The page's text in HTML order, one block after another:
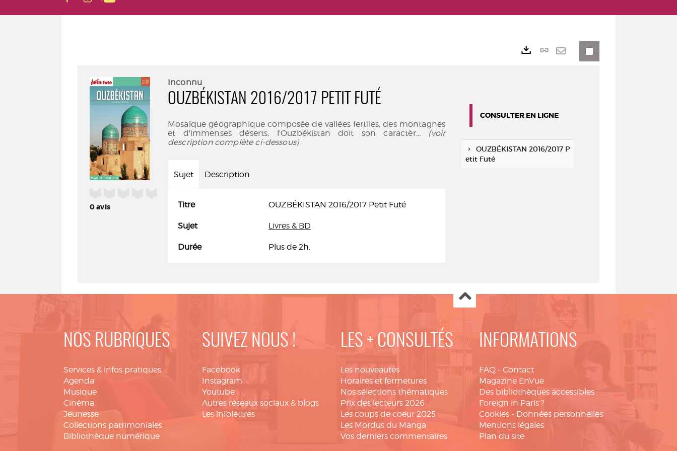
0avis
Inconnu
OUZBÉKISTAN 2016/2017 PETIT FUTÉ
Mosaïque géographique composée de vallées fertiles, des montagnes
et d'immenses déserts, l'Ouzbékistan doit son caractèr... (voir
description complète ci-dessous)
Sujet Description
Titre OUZBÉKISTAN 2016/2017 Petit Futé
Sujet Livres & BD
Durée Plus de 2h.
Lien
CONSULTER EN LIGNE
OUZBÉKISTAN 2016/2017 P
etit Futé
NOS RUBRIQUES
Services & infos pratiques
Agenda
Musique
Cinéma
Jeunesse
Collections patrimoniales
Bibliothèque numérique
SUIVEZ NOUS !
Facebook
Instagram
Youtube
Autres réseaux sociaux & blogs
Les infolettres
LES + CONSULTÉS
Les nouveautés
Horaires et fermetures
Nos sélections thématiques
Prix des lecteurs 2026
Les coups de coeur 2025
Les Mordus du Manga
Vos derniers commentaires
INFORMATIONS
FAQ - Contact
Magazine EnVue
Des bibliothèques accessibles
Foreign in Paris ?
Cookies - Données personnelles
Mentions légales
Plan du site